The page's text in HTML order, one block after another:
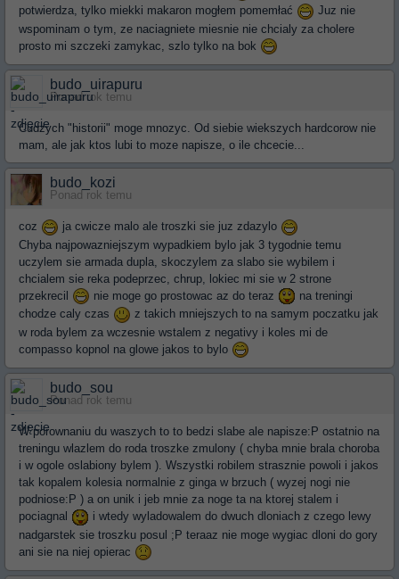
potwierdza, tylko miekki makaron mogłem pomemłać
Juz nie
wspominam o tym, ze naciagniete miesnie nie chcialy za cholere
prosto mi szczeki zamykac, szlo tylko na bok
budo_uirapuru
Ponad rok temu
Cudzych "historii" moge mnozyc. Od siebie wiekszych hardcorow nie
mam, ale jak ktos lubi to moze napisze, o ile chcecie...
budo_kozi
Ponad rok temu
coz
ja cwicze malo ale troszki sie juz zdazylo
Chyba najpowazniejszym wypadkiem bylo jak 3 tygodnie temu
uczylem sie armada dupla, skoczylem za slabo sie wybilem i
chcialem sie reka podeprzec, chrup, lokiec mi sie w 2 strone
przekrecil
nie moge go prostowac az do teraz
na treningi
chodze caly czas
z takich mniejszych to na samym poczatku jak
w roda bylem za wczesnie wstalem z negativy i koles mi de
compasso kopnol na glowe jakos to bylo
budo_sou
Ponad rok temu
W porownaniu du waszych to to bedzi slabe ale napisze:P ostatnio na
treningu wlazlem do roda troszke zmulony ( chyba mnie brala choroba
i w ogole oslabiony bylem ). Wszystki robilem strasznie powoli i jakos
tak kopalem kolesia normalnie z ginga w brzuch ( wyzej nogi nie
podniose:P ) a on unik i jeb mnie za noge ta na ktorej stalem i
pociagnal
i wtedy wyladowalem do dwuch dloniach z czego lewy
nadgarstek sie troszku posul ;P teraaz nie moge wygiac dloni do gory
ani sie na niej opierac